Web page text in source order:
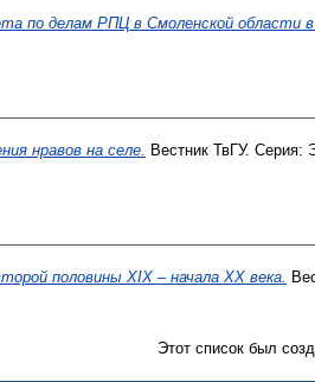
по делам РПЦ в Смоленской области в
нравов на селе.
Вестник ТвГУ. Серия:
половины XIX – начала XX века.
Этот список был